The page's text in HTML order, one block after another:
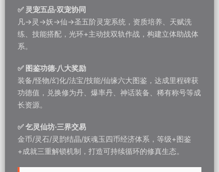
✅ 灵宠五品·双宠协同
凡→灵→妖→仙→圣五阶灵宠系统，资质培养、天赋洗
练、技能搭配，光环+主动技双轨作战，构建立体助战体
系。
✅ 图鉴功德·八大奖励
装备/怪物/幻化/法宝/技能/仙缘六大图鉴，达成里程碑获
功德值，兑换修为丹、爆率丹、神话装备、稀有称号等成
长资源。
✅ 乞灵仙坊·三界交易
金币/灵石/灵韵结晶/妖魂玉四币经济体系，等级+图鉴
+成就三重解锁机制，打造可持续循环的修真生态。